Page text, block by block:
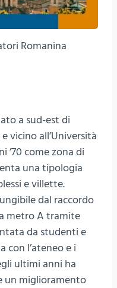
Romanina
a sud-est di
vicino all’Università
’70 come zona di
una tipologia
e villette.
dal raccordo
metro A tramite
da studenti e
con l’ateneo e i
ultimi anni ha
un miglioramento